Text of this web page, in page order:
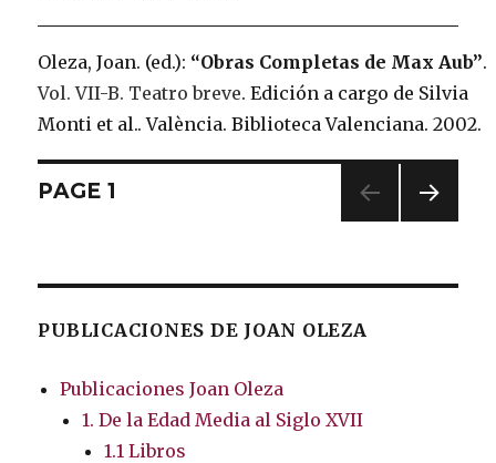
Oleza, Joan. (ed.): “Obras Completas de Max Aub”.
Vol. VII-B. Teatro breve. Edición a cargo de Silvia
Monti et al.. València. Biblioteca Valenciana. 2002.
Posts
PAGE 1
PUBLICACIONES DE JOAN OLEZA
Publicaciones Joan Oleza
1. De la Edad Media al Siglo XVII
1.1 Libros